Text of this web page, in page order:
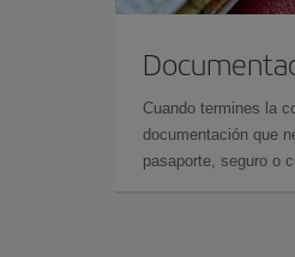
Cuando termines la
documentación que
pasaporte, seguro o